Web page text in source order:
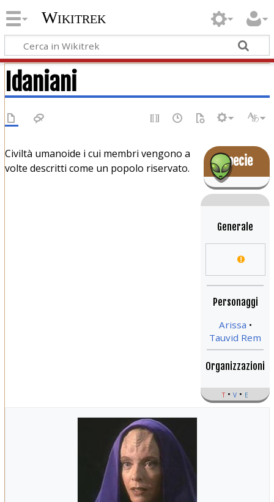
Wikitrek
Idaniani
Specie
Generale
Personaggi
Arissa
Tauvid Rem
Organizzazioni
t v e
Civiltà umanoide i cui membri vengono a
volte descritti come un popolo riservato.